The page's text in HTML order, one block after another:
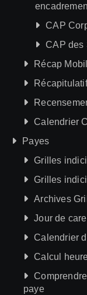
CAP
CAP des
Récap
Calendrier
Payes
Grilles
Grilles
Archives
Jour de
Calendrier
Calcul
paye